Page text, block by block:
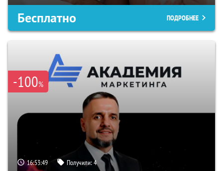
Бесплатно ПОДРОБНЕЕ
-100%
16:53:48 Получили:4